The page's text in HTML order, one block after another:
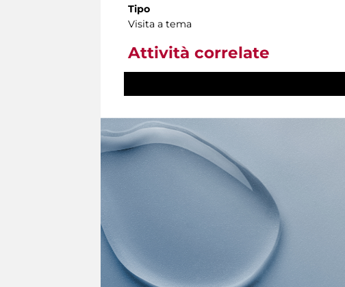
Tipo
Visita a tema
Attività correlate